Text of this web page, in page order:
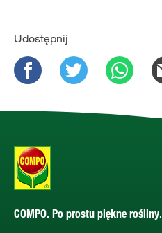
Udostępnij
COMPO. Po prostu piękne rośliny.